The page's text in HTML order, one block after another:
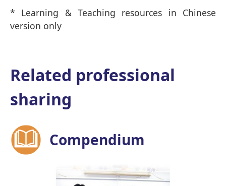
* Learning & Teaching resources in Chinese
version only
Related professional
sharing
Compendium